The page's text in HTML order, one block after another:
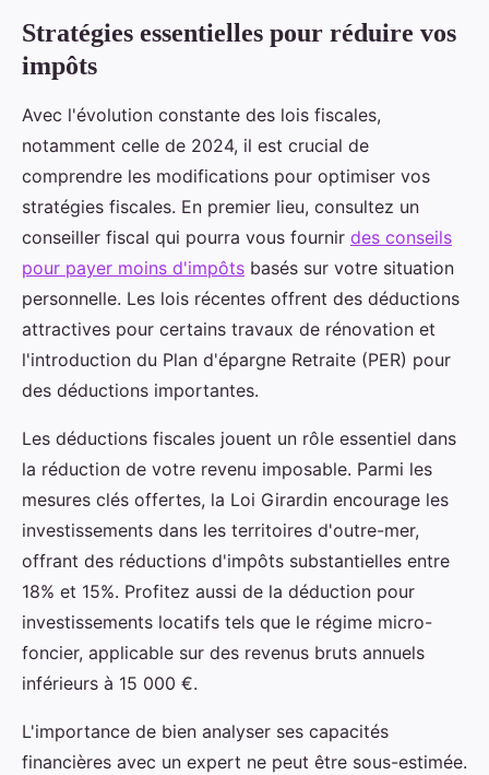
Stratégies essentielles pour réduire vos
impôts
Avec l'évolution constante des lois fiscales,
notamment celle de 2024, il est crucial de
comprendre les modifications pour optimiser vos
stratégies fiscales. En premier lieu, consultez un
conseiller fiscal qui pourra vous fournir des conseils
pour payer moins d'impôts basés sur votre situation
personnelle. Les lois récentes offrent des déductions
attractives pour certains travaux de rénovation et
l'introduction du Plan d'épargne Retraite (PER) pour
des déductions importantes.
Les déductions fiscales jouent un rôle essentiel dans
la réduction de votre revenu imposable. Parmi les
mesures clés offertes, la Loi Girardin encourage les
investissements dans les territoires d'outre-mer,
offrant des réductions d'impôts substantielles entre
18% et 15%. Profitez aussi de la déduction pour
investissements locatifs tels que le régime micro-
foncier, applicable sur des revenus bruts annuels
inférieurs à 15 000 €.
L'importance de bien analyser ses capacités
financières avec un expert ne peut être sous-estimée.